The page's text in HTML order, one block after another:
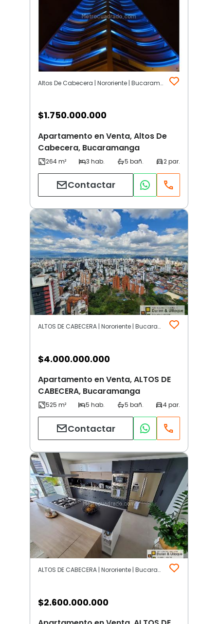
Altos De Cabecera | Nororiente | Bucaramanga
$1.750.000.000
Apartamento en Venta, Altos De
Cabecera, Bucaramanga
Contactar
ALTOS DE CABECERA | Nororiente | Bucaramanga
$4.000.000.000
Apartamento en Venta, ALTOS DE
CABECERA, Bucaramanga
Contactar
ALTOS DE CABECERA | Nororiente | Bucaramanga
$2.600.000.000